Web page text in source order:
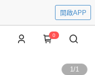
開啟APP
0
1/1